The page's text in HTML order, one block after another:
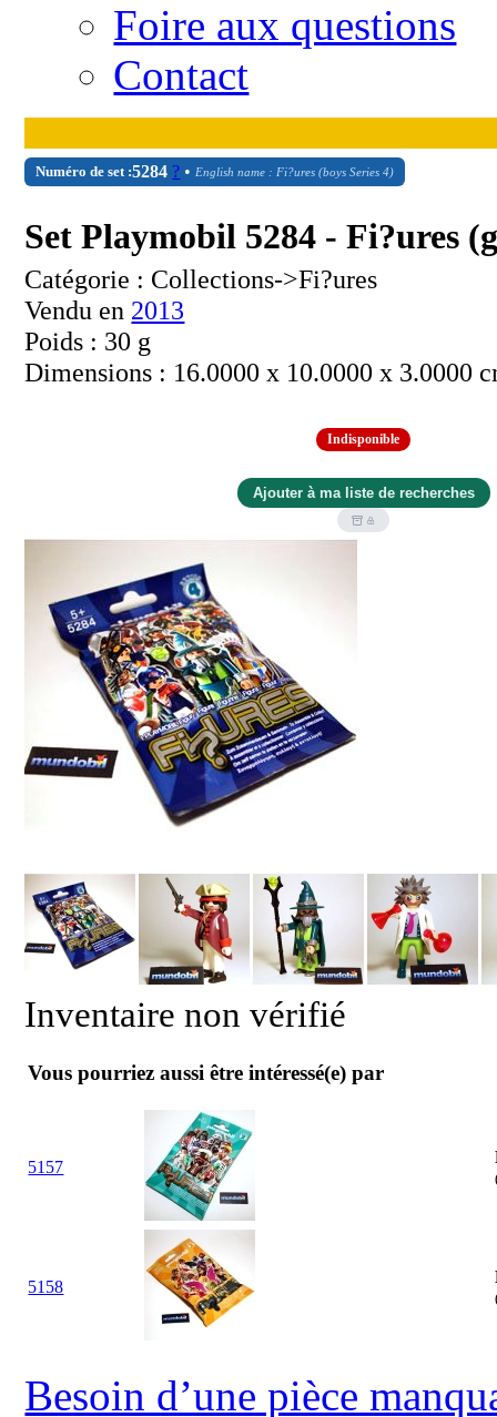
Foire aux questions
Contact
Numéro de set :5284 ? •English name : Fi?ures (boys Series 4)
Set Playmobil 5284 - Fi?ures
Catégorie : Collections->Fi?ures
Vendu en 2013
Poids : 30 g
Dimensions : 16.0000 x 10.0000 x 3.0000
Indisponible
Inventaire non vérifié
Vous pourriez aussi être intéressé(e) par
5157
5158
Besoin d’une pièce